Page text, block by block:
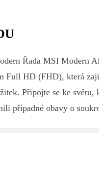
Řada MSI Modern
Full HD (FHD), která
Připojte se ke světu,
případné obavy o